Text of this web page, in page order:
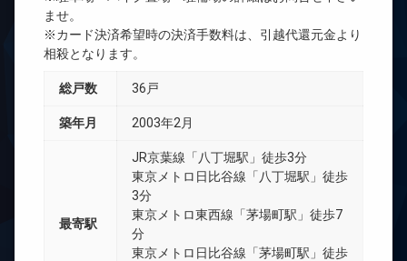
ませ。
※カード決済希望時の決済手数料は、引越代還元金より
相殺となります。
総戸数 36戸
築年月 2003年2月
最寄駅
JR京葉線「八丁堀駅」徒歩3分
東京メトロ日比谷線「八丁堀駅」徒歩
3分
東京メトロ東西線「茅場町駅」徒歩7
分
東京メトロ日比谷線「茅場町駅」徒歩